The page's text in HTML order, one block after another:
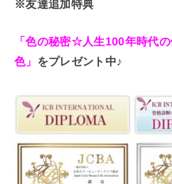
※友達追加特典
「色の秘密☆人生100年時代
色」 をプレゼント中♪